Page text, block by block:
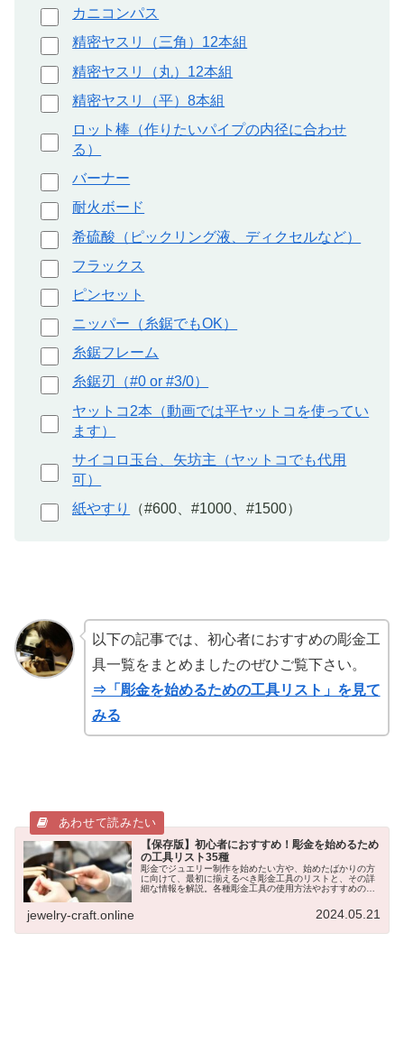
カニコンパス
精密ヤスリ（三角）12本組
精密ヤスリ（丸）12本組
精密ヤスリ（平）8本組
ロット棒（作りたいパイプの内径に合わせ
る）
バーナー
耐火ボード
希硫酸（ピックリング液、ディクセルなど）
フラックス
ピンセット
ニッパー（糸鋸でもOK）
糸鋸フレーム
糸鋸刃（#0 or #3/0）
ヤットコ2本（動画では平ヤットコを使ってい
ます）
サイコロ玉台、 矢坊主（ヤットコでも代用
可）
紙やすり
（#600、#1000、#1500）
以下の記事では、初心者におすすめの彫金工
具一覧をまとめましたのぜひご覧下さい。
⇒「彫金を始めるための工具リスト」を見て
みる
【保存版】初心者におすすめ！彫金を始めるため
の工具リスト35種
彫金でジュエリー制作を始めたい方や、始めたばかりの方
に向けて、最初に揃えるべき彫金工具のリストと、その詳
細な情報を解説。各種彫金工具の使用方法やおすすめのポ
jewelry-craft.online 2024.05.21